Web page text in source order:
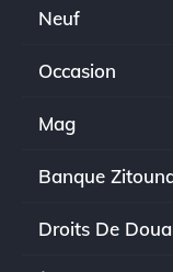
Neuf
Occasion
Mag
Banque
Droits De